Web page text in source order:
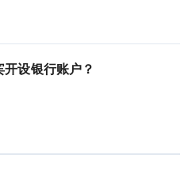
开设银行账户？